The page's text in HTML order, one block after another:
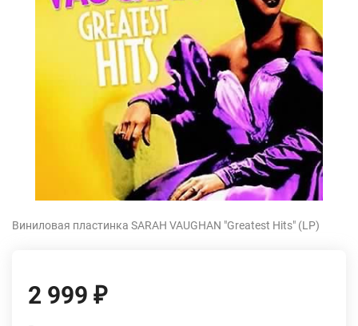
Виниловая пластинка SARAH VAUGHAN "Greatest Hits" (LP)
2 999 ₽